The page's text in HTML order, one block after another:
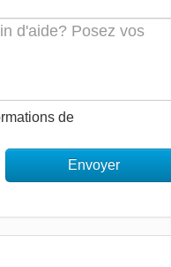
de
Envoyer